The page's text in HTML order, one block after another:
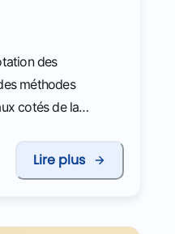
des
méthodes
cotés de la
Lire plus